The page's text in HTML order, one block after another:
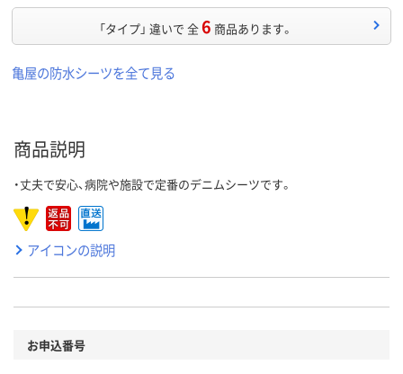
「タイプ」 違いで 全6 商品あります。
亀屋の防水シーツを全て見る
商品説明
・丈夫で安心、病院や施設で定番のデニムシーツです。
アイコンの説明
お申込番号